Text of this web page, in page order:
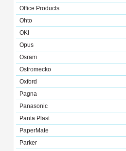
Office Products
Ohto
OKI
Opus
Osram
Ostromecko
Oxford
Pagna
Panasonic
Panta Plast
PaperMate
Parker